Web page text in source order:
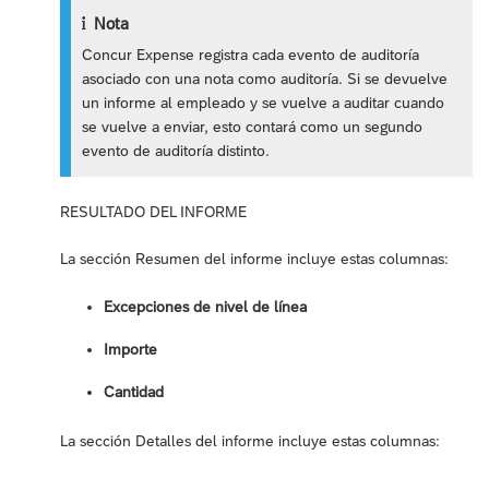
Nota
Concur Expense registra cada evento de auditoría
asociado con una nota como auditoría. Si se devuelve
un informe al empleado y se vuelve a auditar cuando
se vuelve a enviar, esto contará como un segundo
evento de auditoría distinto.
RESULTADO DEL INFORME
La sección Resumen del informe incluye estas columnas:
Excepciones de nivel de línea
Importe
Cantidad
La sección Detalles del informe incluye estas columnas: